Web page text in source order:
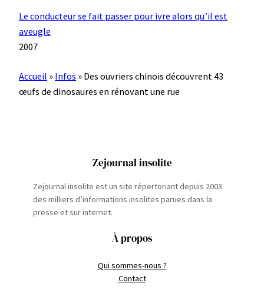
Le conducteur se fait passer pour ivre alors qu’il est
aveugle
2007
Accueil » Infos » Des ouvriers chinois découvrent 43
œufs de dinosaures en rénovant une rue
Zejournal insolite
Zejournal insolite est un site répertoriant depuis 2003
des milliers d’informations insolites parues dans la
presse et sur internet.
À propos
Qui sommes-nous ?
Contact